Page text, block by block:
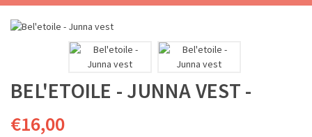
BEL'ETOILE - JUNNA VEST -
€16,00